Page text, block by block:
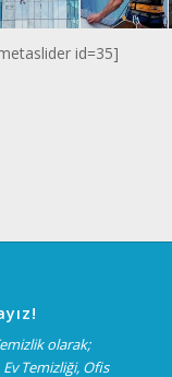
id=35]
olarak;
Temizliği, Ofis